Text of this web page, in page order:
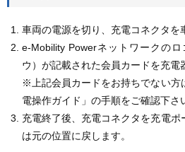
車両の電源を切り、充電コネクタを
e-Mobility Powerネットワークの
ウ）が記載された会員カードを充電
※上記会員カードをお持ちでない方
電操作ガイド」の手順をご確認下さ
充電終了後、充電コネクタを充電ポ
は元の位置に戻します。